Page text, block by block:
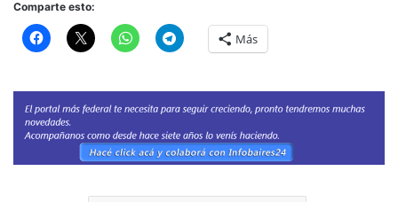
Comparte esto:
Más